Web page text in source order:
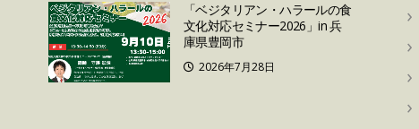
「ベジタリアン・ハラールの食
文化対応セミナー2026」in 兵
庫県豊岡市
2026年7月28日